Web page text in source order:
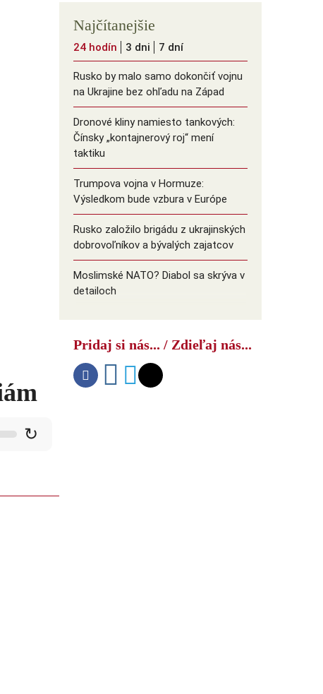
Najčítanejšie
24 hodín 3 dni 7 dní
Rusko by malo samo dokončiť vojnu
na Ukrajine bez ohľadu na Západ
Dronové kliny namiesto tankových:
Čínsky ️„kontajnerový roj“ mení
taktiku
Trumpova vojna v Hormuze:
Výsledkom bude vzbura v Európe
Rusko založilo brigádu z ukrajinských
dobrovoľníkov a bývalých zajatcov
Moslimské NATO? Diabol sa skrýva v
detailoch
↻
Pridaj si nás... / Zdieľaj nás...